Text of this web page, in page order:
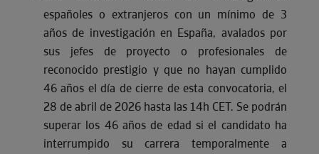
españoles o extranjeros con un mínimo de 3
años de investigación en España, avalados por
sus jefes de proyecto o profesionales de
reconocido prestigio y que no hayan cumplido
46 años el día de cierre de esta convocatoria, el
28 de abril de 2026 hasta las 14h CET. Se podrán
superar los 46 años de edad si el candidato ha
interrumpido su carrera temporalmente a